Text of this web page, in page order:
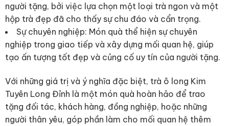
người tặng, bởi việc lựa chọn một loại trà ngon và một
hộp trà đẹp đã cho thấy sự chu đáo và cẩn trọng.
Sự chuyên nghiệp: Món quà thể hiện sự chuyên
nghiệp trong giao tiếp và xây dựng mối quan hệ, giúp
tạo ấn tượng tốt đẹp và củng cố uy tín của người tặng.
Với những giá trị và ý nghĩa đặc biệt, trà ô long Kim
Tuyên Long Đỉnh là một món quà hoàn hảo để trao
tặng đối tác, khách hàng, đồng nghiệp, hoặc những
người thân yêu, góp phần làm cho mối quan hệ thêm